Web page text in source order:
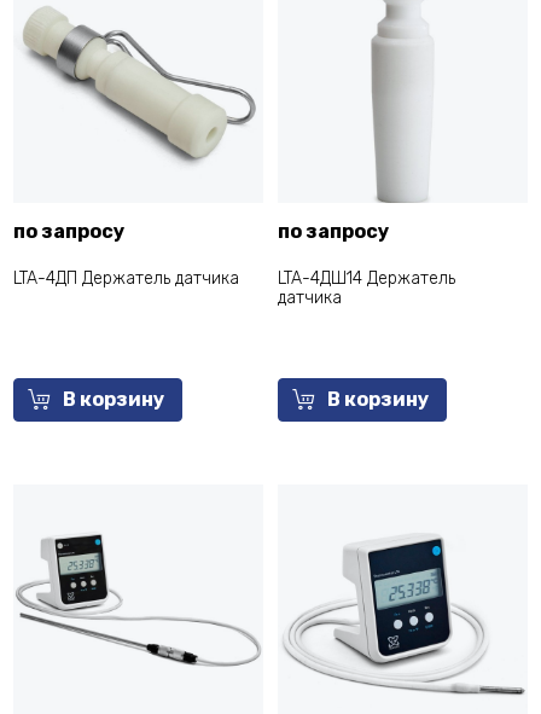
по запросу
LTA-4ДП Держатель датчика
В корзину
по запросу
LTA-4ДШ14 Держатель
датчика
В корзину